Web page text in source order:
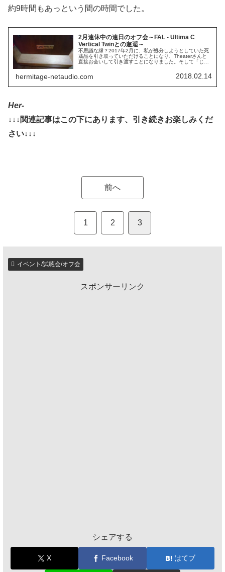
約9時間もあっという間の時間でした。
2月連休中の連日のオフ会～FAL - Ultima C
Vertical Twinとの邂逅～
不思議な縁？2017年2月に、私が処分しようとしていた死
蔵品を引き取っていただけることになり、Theaterさんと
直接お会いして引き渡すことになりました。そして「じゃ
hermitage-netaudio.com 2018.02.14
Her-
↓↓↓関連記事はこの下にあります、引き続きお楽しみくだ
さい↓↓↓
前へ
1 2 3
イベント/試聴会/オフ会
スポンサーリンク
シェアする
X Facebook はてブ